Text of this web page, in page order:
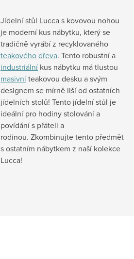
Jídelní stůl Lucca s kovovou nohou
je moderní kus nábytku, který se
tradičně vyrábí z recyklovaného
teakovéhodřeva. Tento robustní a
industriálníkus nábytku má tlustou
masivníteakovou desku a svým
designem se mírně liší od ostatních
jídelních stolů! Tento jídelní stůl je
ideální pro hodiny stolování a
povídání s přáteli a
rodinou. Zkombinujte tento předmět
s ostatním nábytkem z naší kolekce
Lucca!